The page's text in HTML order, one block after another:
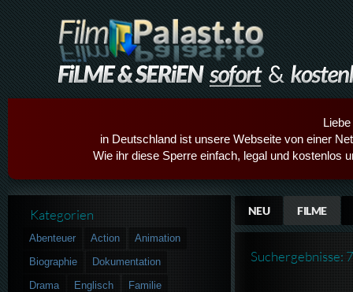
in Deutschland ist unsere Webseite von einer
Wie ihr diese Sperre einfach, legal und kostenlos
NEU FILME
Suchergebnisse: 7
Kategorien
Abenteuer Action
Animation
Biographie
Dokumentation
Drama
Englisch
Familie